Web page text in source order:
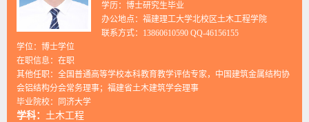
学历：博士研究生毕业
办公地点：福建理工大学北校区土木工程学院
联系方式：13860610590 QQ-46156155
学位：博士学位
在职信息：在职
其他任职：全国普通高等学校本科教育教学评估专家，中国建筑金属结构协
会铝结构分会常务理事；福建省土木建筑学会理事
毕业院校：同济大学
学科： 土木工程